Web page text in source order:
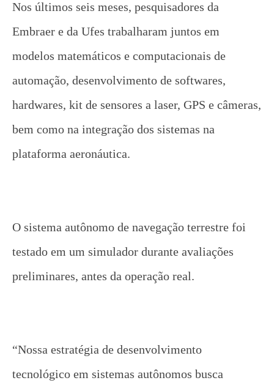
Nos últimos seis meses, pesquisadores da
Embraer e da Ufes trabalharam juntos em
modelos matemáticos e computacionais de
automação, desenvolvimento de softwares,
hardwares, kit de sensores a laser, GPS e câmeras,
bem como na integração dos sistemas na
plataforma aeronáutica.
O sistema autônomo de navegação terrestre foi
testado em um simulador durante avaliações
preliminares, antes da operação real.
“Nossa estratégia de desenvolvimento
tecnológico em sistemas autônomos busca